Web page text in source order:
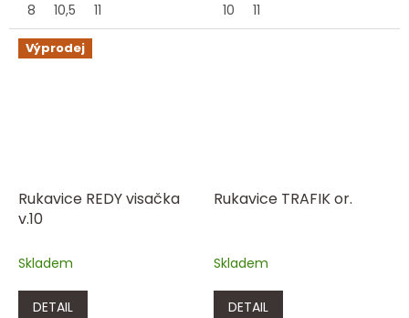
8
10,5 11
10
11
Výprodej
Rukavice REDY visačka
v.10
Skladem
DETAIL
Rukavice TRAFIK or.
Skladem
DETAIL